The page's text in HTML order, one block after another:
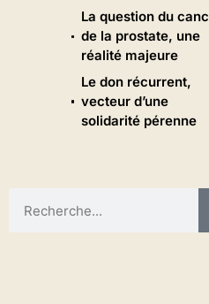
La question du
de la prostate, une
réalité majeure
Le don récurrent,
vecteur d’une
solidarité pérenne